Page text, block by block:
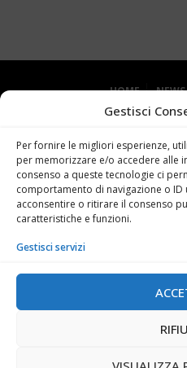
Gestisci
Per fornire le migliori esperienze,
per memorizzare e/o accedere alle
consenso a queste tecnologie ci
comportamento di navigazione o ID
acconsentire o ritirare il consenso
caratteristiche e funzioni.
Gestisci servizi
HOME NEWS
DICHIARAZIONE SULLA
Grande Miniera di